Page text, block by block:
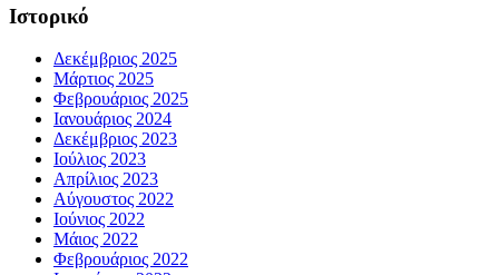
Ιστορικό
Δεκέμβριος 2025
Μάρτιος 2025
Φεβρουάριος 2025
Ιανουάριος 2024
Δεκέμβριος 2023
Ιούλιος 2023
Απρίλιος 2023
Αύγουστος 2022
Ιούνιος 2022
Μάιος 2022
Φεβρουάριος 2022